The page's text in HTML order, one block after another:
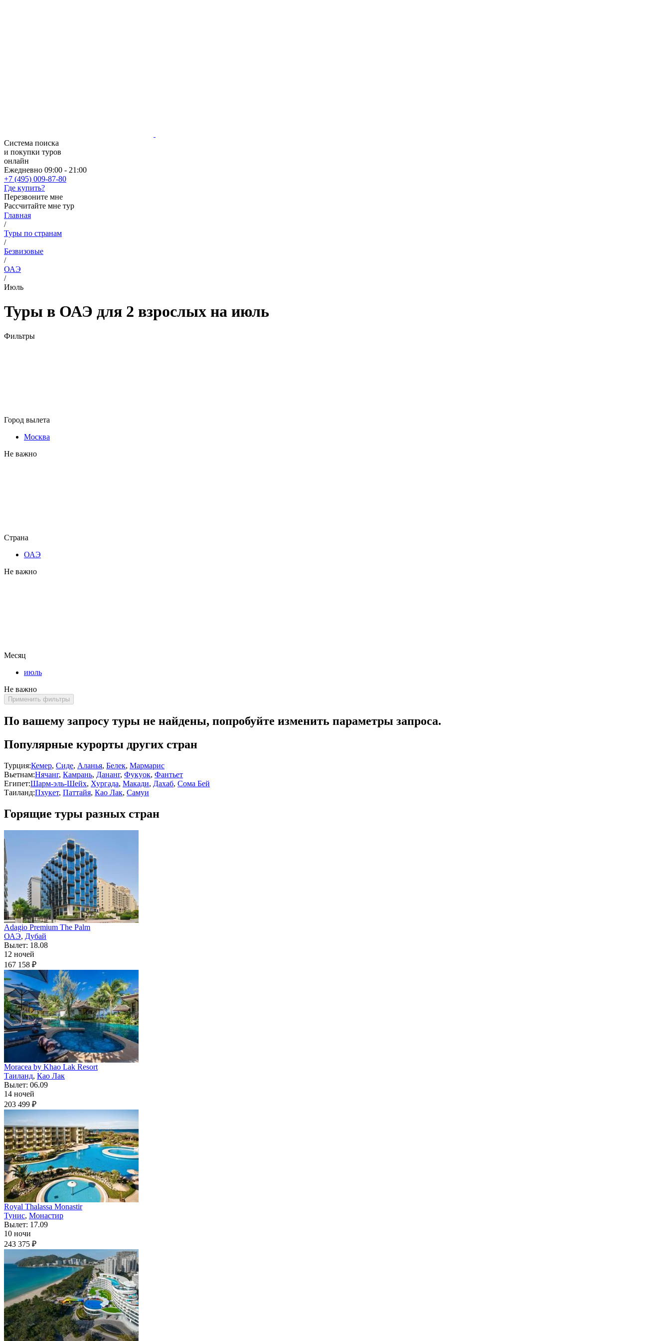
Система поиска
и покупки туров
онлайн
Ежедневно 09:00 - 21:00
+7 (495) 009-87-80
Где купить?
Перезвоните мне
Рассчитайте мне тур
Главная
/
Туры по странам
/
Безвизовые
/
ОАЭ
/
Июль
Туры в ОАЭ для 2 взрослых на июль
Фильтры
Город вылета
Москва
Не важно
Страна
ОАЭ
Не важно
Месяц
июль
Не важно
Применить фильтры
По вашему запросу туры не найдены, попробуйте изменить параметры запроса.
Популярные курорты других стран
Турция:Кемер, Сиде, Аланья, Белек, Мармарис
Вьетнам:Нячанг, Камрань, Дананг, Фукуок, Фантьет
Египет:Шарм-эль-Шейх, Хургада, Макади, Дахаб, Сома Бей
Таиланд:Пхукет, Паттайя, Као Лак, Самуи
Горящие туры разных стран
Adagio Premium The Palm
ОАЭ, Дубай
Вылет: 18.08
12 ночей
167 158 ₽
Moracea by Khao Lak Resort
Таиланд, Као Лак
Вылет: 06.09
14 ночей
203 499 ₽
Royal Thalassa Monastir
Тунис, Монастир
Вылет: 17.09
10 ночи
243 375 ₽